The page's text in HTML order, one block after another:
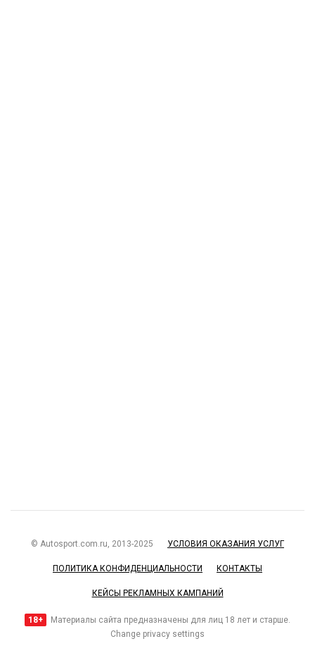
© Autosport.com.ru, 2013-2025 УСЛОВИЯ ОКАЗАНИЯ УСЛУГ
ПОЛИТИКА КОНФИДЕНЦИАЛЬНОСТИ КОНТАКТЫ
КЕЙСЫ РЕКЛАМНЫХ КАМПАНИЙ
18+
Материалы сайта предназначены для лиц 18 лет и старше.
Change privacy settings